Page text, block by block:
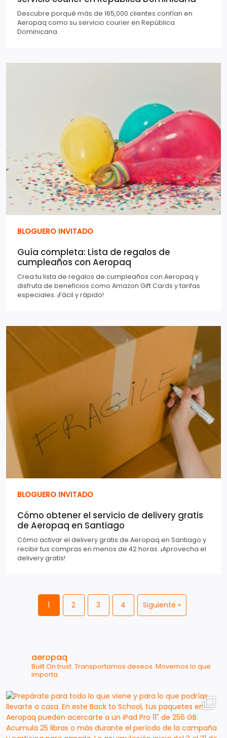
Descubre porqué más de 165,000 clientes confían en
Aeropaq como su servicio courier en República
Dominicana.
BLOGUERO INVITADO
Guía completa: Lista de regalos de
cumpleaños con Aeropaq
Crea tu lista de regalos de cumpleaños con Aeropaq y
disfruta de beneficios como Amazon Gift Cards y tarifas
especiales. ¡Fácil y rápido!
BLOGUERO INVITADO
Cómo obtener el servicio de delivery gratis
de Aeropaq en Santiago
Cómo activar el delivery gratis de Aeropaq en Santiago y
recibir tus compras en menos de 42 horas. ¡Aprovecha el
delivery gratis!
1 2 3 4 Siguiente »
aeropaq
Built On trust. Transportamos deseos. Movemos lo que
importa.